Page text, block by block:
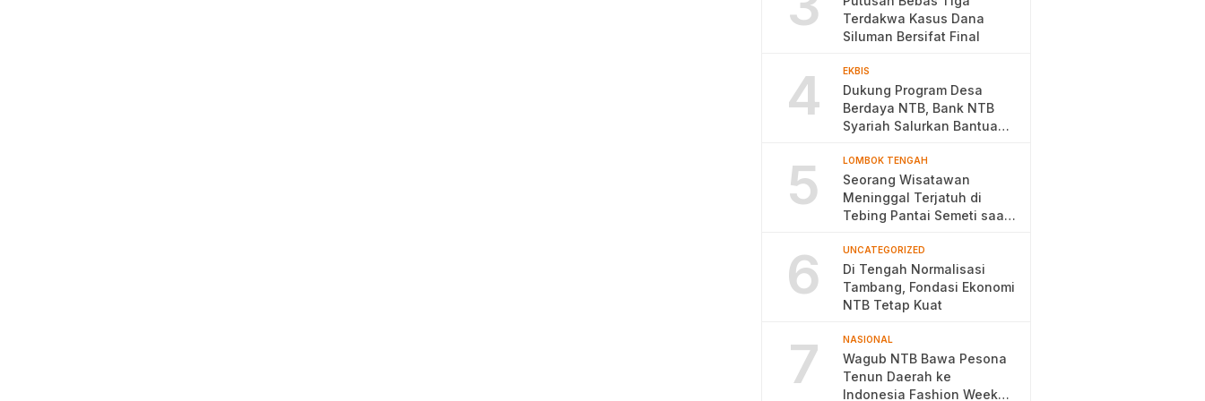
Terdakwa Kasus Dana
Siluman Bersifat Final
4 EKBIS
Dukung Program Desa
Berdaya NTB, Bank NTB
Syariah Salurkan Bantuan
5 LOMBOK TENGAH
Seorang Wisatawan
Meninggal Terjatuh di
Tebing Pantai Semeti saat
6 UNCATEGORIZED
Di Tengah Normalisasi
Tambang, Fondasi Ekonomi
NTB Tetap Kuat
7 NASIONAL
Wagub NTB Bawa Pesona
Tenun Daerah ke
Indonesia Fashion Week